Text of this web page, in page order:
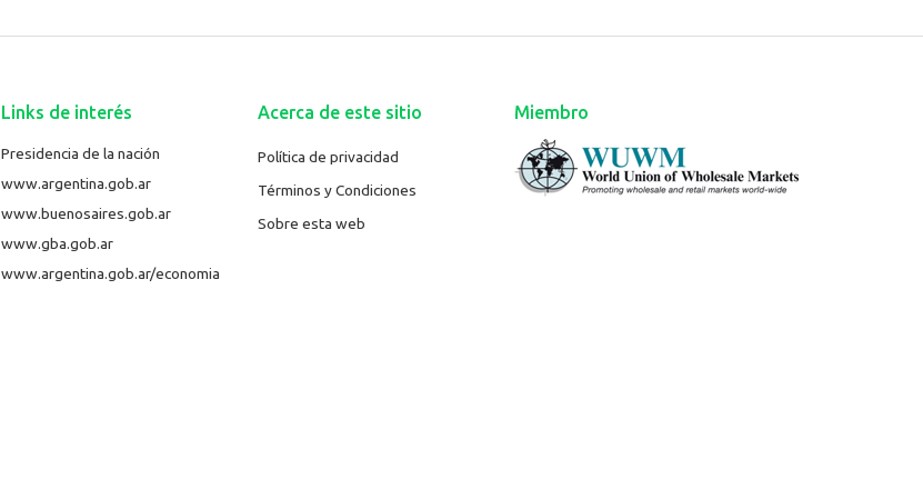
Links de interés
Presidencia de la nación
www.argentina.gob.ar
www.buenosaires.gob.ar
www.gba.gob.ar
www.argentina.gob.ar/economia
Acerca de este sitio
Política de privacidad
Términos y Condiciones
Sobre esta web
Miembro